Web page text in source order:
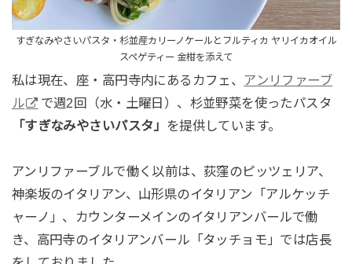
すぎなみやさいパスタ・杉並産カリーノケールとフルティカ ヤリイカオイル
スペゲティー 金柑を添えて
私は現在、座・高円寺内にあるカフェ、 アンリファーブ
ル
で週2回（水・土曜日）、杉並野菜を使ったパスタ
「すぎなみやさいパスタ」 を提供しています。
アンリファーブルで働く以前は、荻窪のピッツェリア、
神楽坂のイタリアン、山形県のイタリアン「アルケッチ
ャーノ」、カウンターメインのイタリアンバールで働
き、高円寺のイタリアンバール「タッチョモ」では店長